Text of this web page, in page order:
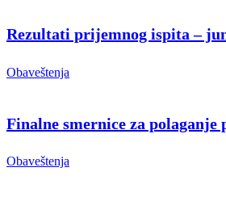
Rezultati prijemnog ispita –
Obaveštenja
Finalne smernice za polaganje
Obaveštenja